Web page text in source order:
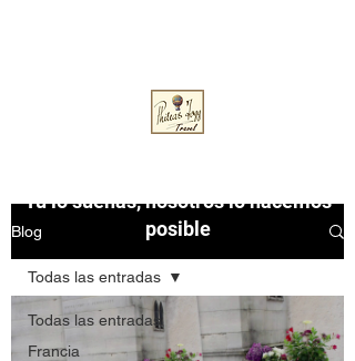
Tú lo sueñas, nosotros lo hacemos
posible
Blog
Todas las entradas
Francia
Todas las entradas